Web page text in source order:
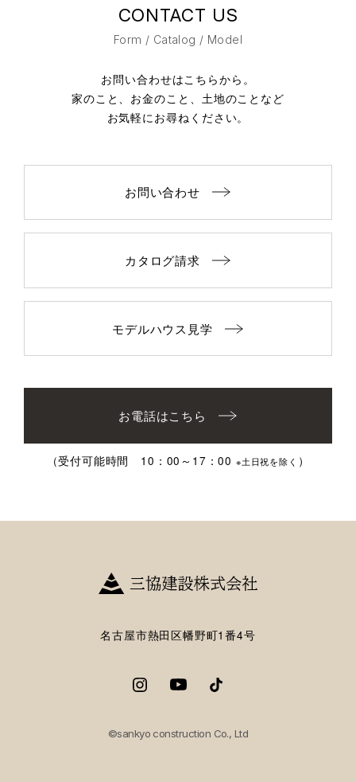
CONTACT US
Form / Catalog / Model
お問い合わせはこちらから。
家のこと、お金のこと、土地のことなど
お気軽にお尋ねください。
お問い合わせ
カタログ請求
モデルハウス見学
お電話はこちら
（受付可能時間 10：00～17：00 ※土日祝を除く ）
名古屋市熱田区幡野町1番4号
©sankyo construction Co., Ltd